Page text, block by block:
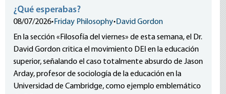
¿Qué esperabas?
08/07/2026• Friday Philosophy• David Gordon
En la sección «Filosofía del viernes» de esta semana, el Dr.
David Gordon critica el movimiento DEI en la educación
superior, señalando el caso totalmente absurdo de Jason
Arday, profesor de sociología de la educación en la
Universidad de Cambridge, como ejemplo emblemático